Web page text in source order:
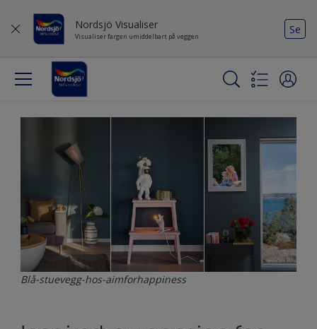
Nordsjö Visualiser
Visualiser fargen umiddelbart på veggen
Se
Blå-stuevegg-hos-aimforhappiness